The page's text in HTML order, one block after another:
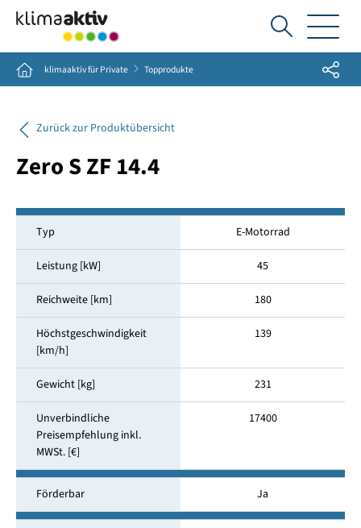
Ich
suche...
Home klimaaktiv für Private Topprodukte Share
Zurück zur Produktübersicht
Zero S ZF 14.4
Typ E-Motorrad
Leistung [kW] 45
Reichweite [km] 180
Höchstgeschwindigkeit
[km/h]
139
Gewicht [kg] 231
Unverbindliche
Preisempfehlung inkl.
MWSt. [€]
17400
Förderbar Ja